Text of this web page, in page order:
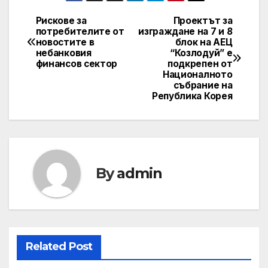
Post
navigation
Проектът за
изграждане на 7 и 8
блок на АЕЦ
“Козлодуй” е
подкрепен от
Националното
събрание на
Република Корея
Рискове за
потребителите от
новостите в
небанковия
финансов сектор
Byadmin
Related Post